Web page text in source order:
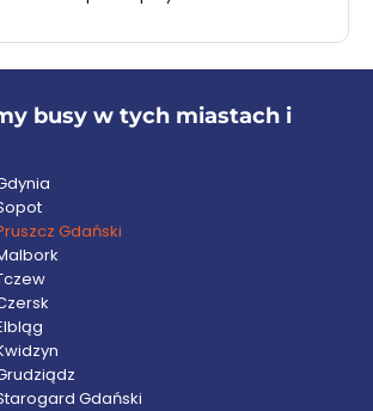
busy w tych miastach i
Gdański
Gdański